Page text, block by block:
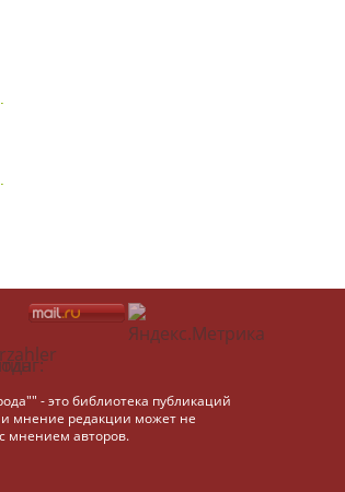
- это библиотека публикаций
мнение редакции может не
мнением авторов.